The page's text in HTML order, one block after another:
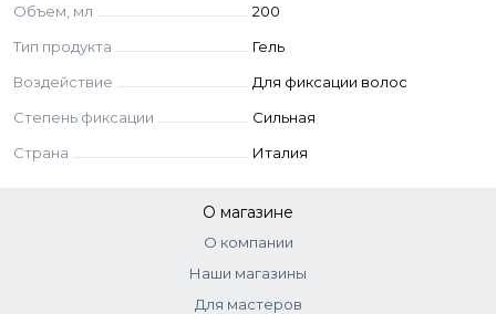
Объем, мл
200
Тип продукта
Гель
Воздействие
Для фиксации волос
Степень фиксации
Сильная
Страна
Италия
О магазине
О компании
Наши магазины
Для мастеров